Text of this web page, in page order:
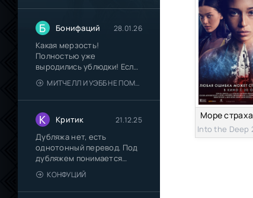
Б Бонифаций 28.01.26
Какая мерзость!
Полностью уже
выродились ублюдки! Если
их "Пип-шоу"
МИТЧЕЛЛ И УЭББ НЕ ПОМОГАЮТ
К Критик 21.12.25
Дубляжа нет, есть
однотонный перевод. Под
дубляжем понимается
многоголосый
КОНФУЦИЙ
Море страха